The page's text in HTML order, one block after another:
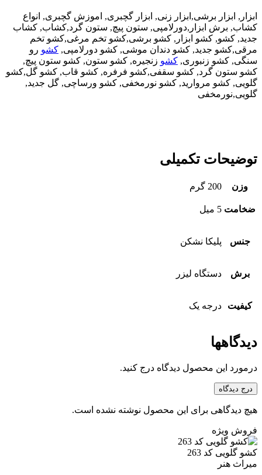
ابزار, ابزار برشی,ابزار زنی, ابزار گچبری, اموزش گچبری, انواع
کشاب, برش ابزار,دورلامپی, ستون پیچ, ستون گرد,کشاب, کشاب
جدید, کشو, کشو ابزار, کشو برشی,کشو تخم مرغی,کشو تخم
مرقی,کشو جدید, کشو دندان موشی, کشو دورلامپی, کشو رو
سنگی, کشو زنبوری, کشو زنجیره, کشو ستون, کشو ستون پیچ,
کشو ستون گرد, کشو سقفی,کشو فرفره, کشو قاب, کشو گل,کشو
گلویی, کشو مروارید, کشو نورمخفی, کشو ورساچی, گل جدید,
گلویی,نورمخفی
توضیحات تکمیلی
وزن 200 گرم
ضخامت 5 میل
جنس پلیکا نشکن
برش دستگاه لیزر
کیفیت درجه یک
دیدگاهها
درمورد این محصول دیدگاه درج کنید.
درج دیدگاه
هیچ دیدگاهی برای این محصول نوشته نشده است.
فروش ویژه
کشو گلویی کد 263
میراث هنر